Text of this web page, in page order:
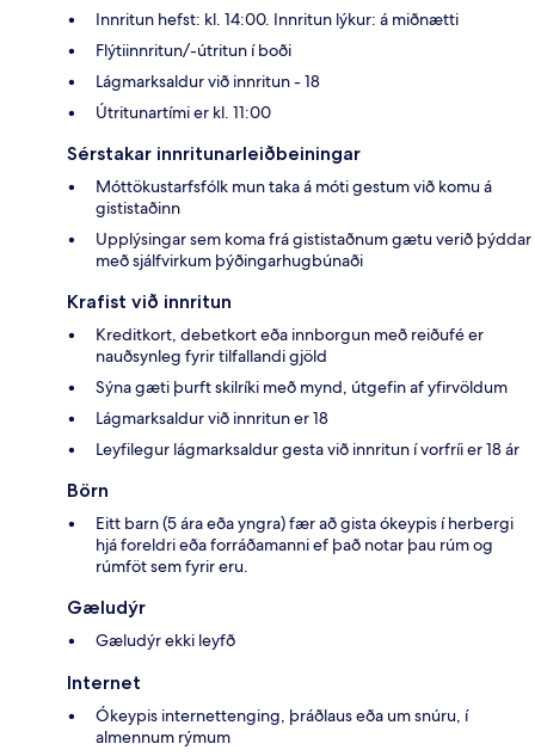
Innritun hefst: kl. 14:00. Innritun lýkur: á miðnætti
Flýtiinnritun/-útritun í boði
Lágmarksaldur við innritun - 18
Útritunartími er kl. 11:00
Sérstakar innritunarleiðbeiningar
Móttökustarfsfólk mun taka á móti gestum við komu á
gististaðinn
Upplýsingar sem koma frá gististaðnum gætu verið þýddar
með sjálfvirkum þýðingarhugbúnaði
Krafist við innritun
Kreditkort, debetkort eða innborgun með reiðufé er
nauðsynleg fyrir tilfallandi gjöld
Sýna gæti þurft skilríki með mynd, útgefin af yfirvöldum
Lágmarksaldur við innritun er 18
Leyfilegur lágmarksaldur gesta við innritun í vorfríi er 18 ár
Börn
Eitt barn (5 ára eða yngra) fær að gista ókeypis í herbergi
hjá foreldri eða forráðamanni ef það notar þau rúm og
rúmföt sem fyrir eru.
Gæludýr
Gæludýr ekki leyfð
Internet
Ókeypis internettenging, þráðlaus eða um snúru, í
almennum rýmum